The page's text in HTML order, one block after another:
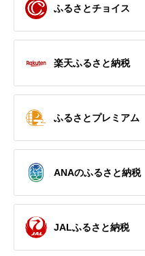
ふるさとチョイス
楽天ふるさと納税
ふるさとプレミアム
ANAのふるさと納税
JALふるさと納税